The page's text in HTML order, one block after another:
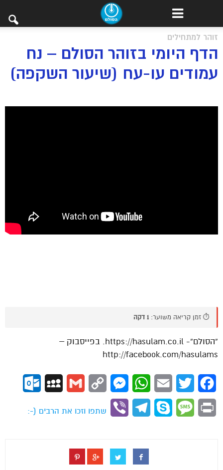
זוהר למתחילים
הדף היומי בזוהר הסולם – נח
עמודים עו-עח (שיעור השקפה)
⏱️ זמן קריאה משוער: 1 דקה
“הסולם”- https://hasulam.co.il. בפייסבוק –
http://facebook.com/hasulams
Facebook
Twitter
Email
WhatsApp
Messenger
Copy
Gmail
MySpace
Print
Message
Skype
Telegram
Viber
שתפו וזכו את הרבים (-: